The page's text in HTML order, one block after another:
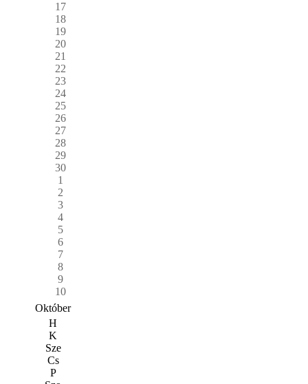
17
18
19
20
21
22
23
24
25
26
27
28
29
30
1
2
3
4
5
6
7
8
9
10
Október
H
K
Sze
Cs
P